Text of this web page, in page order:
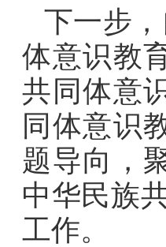
下一步
体意识教
共同体意
同体意识
题导向，
中华民族
工作。